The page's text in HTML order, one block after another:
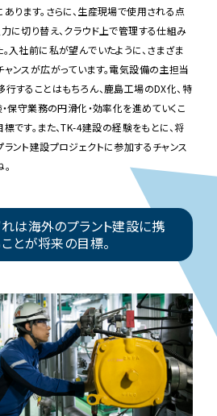
ります。さらに、生産現場で使用される点
に切り替え、クラウド上で管理する仕組み
入社前に私が望んでいたように、さまざま
ンスが広がっています。電気設備の主担当
することはもちろん、鹿島工場のDX化、特
保守業務の円滑化・効率化を進めていくこ
です。また、TK-4建設の経験をもとに、将
ント建設プロジェクトに参加するチャンス
は海外のプラント建設に携
とが将来の目標。